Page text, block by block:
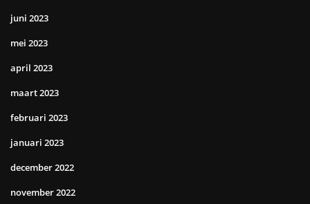
juni 2023
mei 2023
april 2023
maart 2023
februari 2023
januari 2023
december 2022
november 2022